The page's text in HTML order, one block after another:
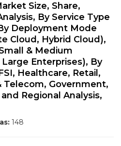
Size, Share,
By Service Type
Deployment Mode
Cloud, Hybrid Cloud),
& Medium
Enterprises), By
Healthcare, Retail,
Telecom, Government,
Regional Analysis,
148